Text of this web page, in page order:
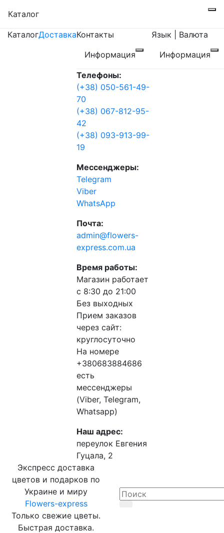
Каталог
КаталогДоставкаКонтакты
Информация
Телефоны:
(+38) 050-561-49-
70
(+38) 067-812-95-
42
(+38) 093-913-99-
19
Мессенджеры:
Telegram
Viber
WhatsApp
Почта:
admin@flowers-
express.com.ua
Время работы:
Магазин работает
с 8:30 до 21:00
Без выходных
Прием заказов
через сайт:
круглосуточно
На номере
+380683884686
есть
мессенджеры
(Viber, Telegram,
Whatsapp)
Наш адрес:
переулок Евгения
Гуцала, 2
Язык | Валюта
Информация
Экспресс доставка
цветов и подарков по
Украине и миру
Flowers-express
Только свежие цветы.
Быстрая доставка.